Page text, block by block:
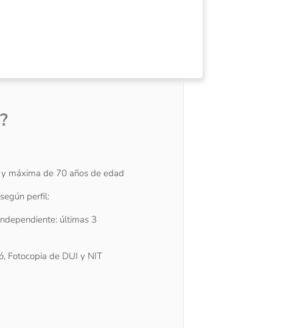
máxima de 70 años de edad
perfil:
últimas 3
Fotocopia de DUI y NIT